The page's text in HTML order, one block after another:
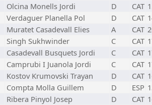
Olcina Monells Jordi D CAT
Verdaguer Planella Pol D CAT
Muratet Casadevall Elies A CAT
Singh Sukhwinder C CAT
Casadevall Busquets Jordi C CAT
Camprubi I Juanola Jordi C CAT
Kostov Krumovski Trayan D CAT
Compta Molla Guillem D ESP
Ribera Pinyol Josep D CAT